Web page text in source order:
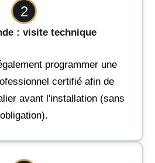
2
: visite technique
programmer une
certifié afin de
avant l'installation (sans
obligation).